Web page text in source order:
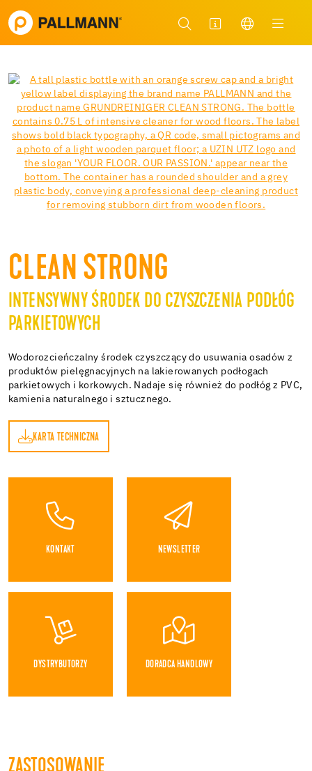
CLEAN STRONG
INTENSYWNY ŚRODEK DO CZYSZCZENIA PODŁÓG
PARKIETOWYCH
Wodorozcieńczalny środek czyszczący do usuwania osadów z
produktów pielęgnacyjnych na lakierowanych podłogach
parkietowych i korkowych. Nadaje się również do podłóg z PVC,
kamienia naturalnego i sztucznego.
KARTA TECHNICZNA
KONTAKT NEWSLETTER
DYSTRYBUTORZY DORADCA HANDLOWY